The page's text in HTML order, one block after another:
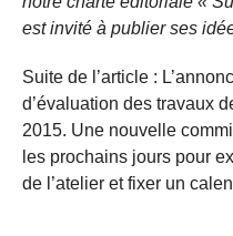
est invité à publier ses
Suite de l’article :
d’évaluation des travaux
2015. Une nouvelle
les prochains jours pour
de l’atelier et fixer un